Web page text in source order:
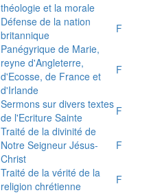
théologie et la morale
Défense de la nation
britannique
F
Panégyrique de Marie,
reyne d'Angleterre,
d'Ecosse, de France et
d'Irlande
F
Sermons sur divers textes
de l'Ecriture Sainte
F
Traité de la divinité de
Notre Seigneur Jésus-
Christ
F
Traité de la vérité de la
religion chrétienne
F